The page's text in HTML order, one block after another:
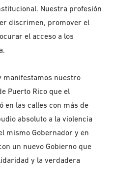
Nuestra profesión
discrimen, promover el
el acceso a los
manifestamos nuestro
Puerto Rico que el
en las calles con más de
absoluto a la violencia
mismo Gobernador y en
un nuevo Gobierno que
y la verdadera